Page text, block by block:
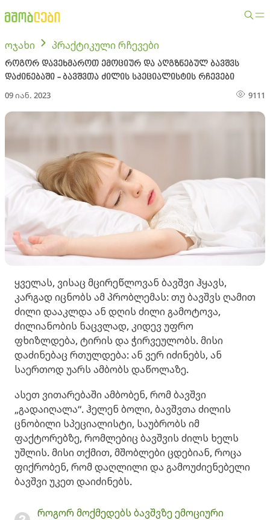
ოჯახი პრაქტიკული რჩევები
როგორ დავეხმაროთ ემოციურ და აღგზნებულ ბავშვს
დაძინებაში - ბავშვთა ძილის სპეციალისტის რჩევები
09 იან. 2023 9111
ყველას, ვისაც მცირეწლოვან ბავშვი ჰყავს,
კარგად იცნობს ამ პრობლემას: თუ ბავშვს ღამით
ძილი დააკლდა ან დღის ძილი გამოტოვა,
ძილიანობის ნაცვლად, კიდევ უფრო
ფხიზლდება, ტირის და ჭირვეულობს. მისი
დაძინებაც რთულდება: ან ვერ იძინებს, ან
საერთოდ უარს ამბობს დაწოლაზე.
ასეთ ვითარებაში ამბობენ, რომ ბავშვი
„გადაიღალა“. ჰელენ ბოლი, ბავშვთა ძილის
ცნობილი სპეციალისტი, საუბრობს იმ
ფაქტორებზე, რომლებიც ბავშვის ძილს ხელს
უშლის. მისი თქმით, მშობლები ცდებიან, როცა
ფიქრობენ, რომ დაღლილი და გამოუძიენებელი
ბავშვი უკეთ დაიძინებს.
როგორ მოქმედებს ბავშვზე ემოციური